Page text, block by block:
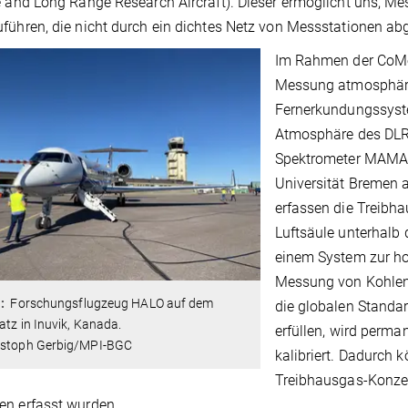
die nicht durch ein dichtes Netz von Messstationen
Forschungsflugzeug HALO auf dem
in Inuvik, Kanada.
Gerbig/MPI-BGC
Im Rahmen der
Messung
Atmosphäre des
Spektrometer
Universität Bremen
erfassen die
Luftsäule unterhalb
einem System zur
Messung von
die globalen
erfüllen, wird
kalibriert. Dadurch
Treibhausgas-